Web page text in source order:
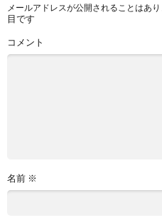
メールアドレスが公開されることはあり
目です
コメント
名前 ※